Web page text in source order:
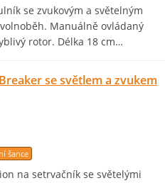
se zvukovým a světelným
Manuálně ovládaný
rotor. Délka 18 cm…
se světlem a zvukem
šance
na setrvačník se světelými